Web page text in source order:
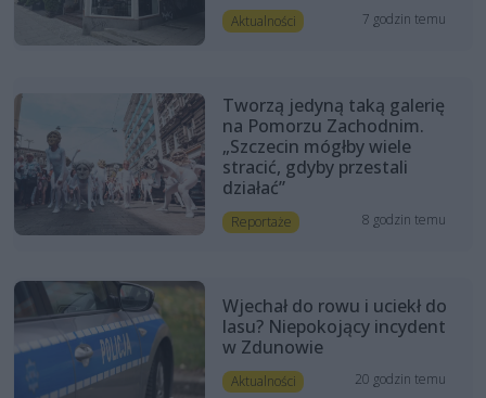
Aktualności 7 godzin temu
Tworzą jedyną taką galerię
na Pomorzu Zachodnim.
„Szczecin mógłby wiele
stracić, gdyby przestali
działać”
Reportaże 8 godzin temu
Wjechał do rowu i uciekł do
lasu? Niepokojący incydent
w Zdunowie
Aktualności 20 godzin temu